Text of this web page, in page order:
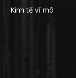
Kinh tế vĩ mô